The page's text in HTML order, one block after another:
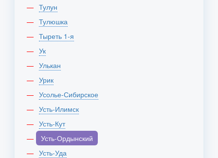
Тулун
Тулюшка
Тыреть 1-я
Ук
Улькан
Урик
Усолье-Сибирское
Усть-Илимск
Усть-Кут
Усть-Ордынский
Усть-Уда